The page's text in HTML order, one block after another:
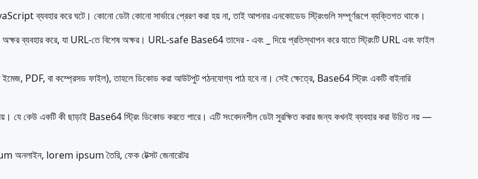
ব্যবহার করে ঘটে। কোনো ডেটা কোনো সার্ভারে প্রেরণ করা হয় না, তাই আপনার এনকোডেড স্ট্রিংগুলি সম্পূর্ণরূপে ব্যক্তিগত থাকে।
ব্যবহার করে, যা URL-তে বিশেষ অক্ষর। URL-safe Base64 তাদের - এবং _ দিয়ে প্রতিস্থাপন করে যাতে স্ট্রিংটি URL এবং ফাইল
ইমেজ, PDF, বা কম্প্রেসড ফাইল), তাহলে ডিকোড করা আউটপুট পঠনযোগ্য পাঠ হবে না। সেই ক্ষেত্রে, Base64 স্ট্রিং একটি বাইনারি
কেউ একটি কী ছাড়াই Base64 স্ট্রিং ডিকোড করতে পারে। এটি সংবেদনশীল ডেটা সুরক্ষিত করার জন্য কখনই ব্যবহার করা উচিত নয় —
অনলাইন, lorem ipsum তৈরি, ফেক টেক্সট জেনারেটর